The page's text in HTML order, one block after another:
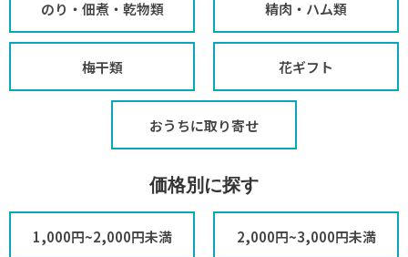
のり・佃煮・乾物類 精肉・ハム類
梅干類 花ギフト
おうちに取り寄せ
価格別に探す
1,000円~2,000円未満 2,000円~3,000円未満